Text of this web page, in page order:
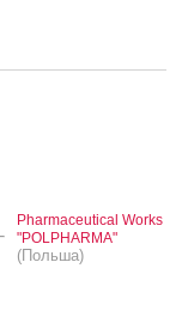
Pharmaceutical Works
"POLPHARMA"
(Польша)